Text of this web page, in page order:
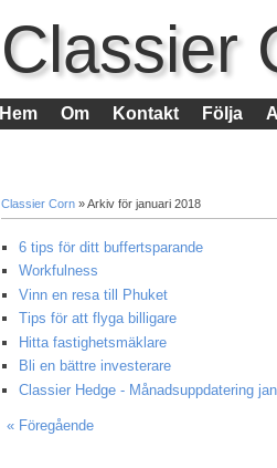
Classier
Hem Om Kontakt Följa
Classier Corn » Arkiv för januari 2018
6 tips för ditt buffertsparande
Workfulness
Vinn en resa till Phuket
Tips för att flyga billigare
Hitta fastighetsmäklare
Bli en bättre investerare
Classier Hedge - Månadsuppdatering
« Föregående